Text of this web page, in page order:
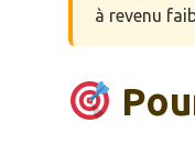
à revenu